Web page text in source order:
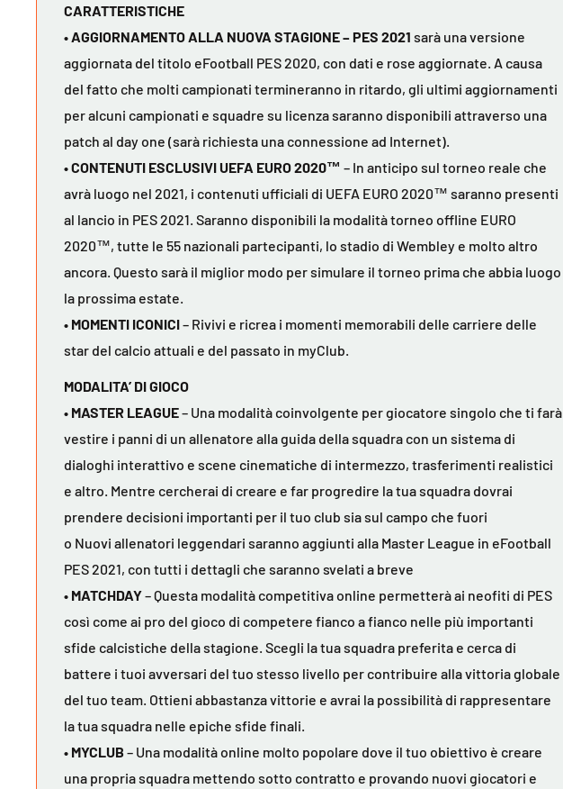
CARATTERISTICHE
• AGGIORNAMENTO ALLA NUOVA STAGIONE – PES 2021 sarà una versione
aggiornata del titolo eFootball PES 2020, con dati e rose aggiornate. A causa
del fatto che molti campionati termineranno in ritardo, gli ultimi aggiornamenti
per alcuni campionati e squadre su licenza saranno disponibili attraverso una
patch al day one (sarà richiesta una connessione ad Internet).
• CONTENUTI ESCLUSIVI UEFA EURO 2020™ – In anticipo sul torneo reale che
avrà luogo nel 2021, i contenuti ufficiali di UEFA EURO 2020™ saranno presenti
al lancio in PES 2021. Saranno disponibili la modalità torneo offline EURO
2020™, tutte le 55 nazionali partecipanti, lo stadio di Wembley e molto altro
ancora. Questo sarà il miglior modo per simulare il torneo prima che abbia luogo
la prossima estate.
• MOMENTI ICONICI– Rivivi e ricrea i momenti memorabili delle carriere delle
star del calcio attuali e del passato in myClub.
MODALITA’ DI GIOCO
• MASTER LEAGUE– Una modalità coinvolgente per giocatore singolo che ti farà
vestire i panni di un allenatore alla guida della squadra con un sistema di
dialoghi interattivo e scene cinematiche di intermezzo, trasferimenti realistici
e altro. Mentre cercherai di creare e far progredire la tua squadra dovrai
prendere decisioni importanti per il tuo club sia sul campo che fuori
o Nuovi allenatori leggendari saranno aggiunti alla Master League in eFootball
PES 2021, con tutti i dettagli che saranno svelati a breve
• MATCHDAY– Questa modalità competitiva online permetterà ai neofiti di PES
così come ai pro del gioco di competere fianco a fianco nelle più importanti
sfide calcistiche della stagione. Scegli la tua squadra preferita e cerca di
battere i tuoi avversari del tuo stesso livello per contribuire alla vittoria globale
del tuo team. Ottieni abbastanza vittorie e avrai la possibilità di rappresentare
la tua squadra nelle epiche sfide finali.
• MYCLUB – Una modalità online molto popolare dove il tuo obiettivo è creare
una propria squadra mettendo sotto contratto e provando nuovi giocatori e